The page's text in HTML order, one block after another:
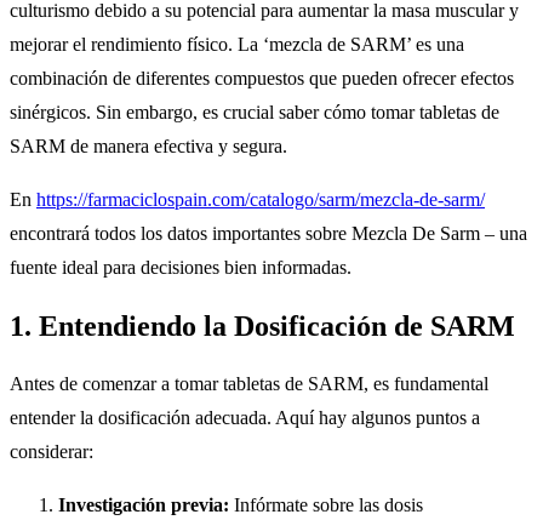
culturismo debido a su potencial para aumentar la masa muscular y
mejorar el rendimiento físico. La ‘mezcla de SARM’ es una
combinación de diferentes compuestos que pueden ofrecer efectos
sinérgicos. Sin embargo, es crucial saber cómo tomar tabletas de
SARM de manera efectiva y segura.
En https://farmaciclospain.com/catalogo/sarm/mezcla-de-sarm/
encontrará todos los datos importantes sobre Mezcla De Sarm – una
fuente ideal para decisiones bien informadas.
1. Entendiendo la Dosificación de SARM
Antes de comenzar a tomar tabletas de SARM, es fundamental
entender la dosificación adecuada. Aquí hay algunos puntos a
considerar:
Investigación previa: Infórmate sobre las dosis